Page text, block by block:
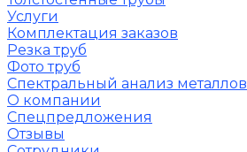
Услуги
Комплектация заказов
Резка труб
Фото труб
Спектральный анализ металлов
О компании
Спецпредложения
Отзывы